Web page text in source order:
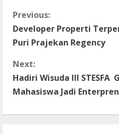
C
o
n
t
Previous:
Developer Properti
Puri Prajekan Regency
Next:
Hadiri Wisuda III STESFA
Mahasiswa Jadi